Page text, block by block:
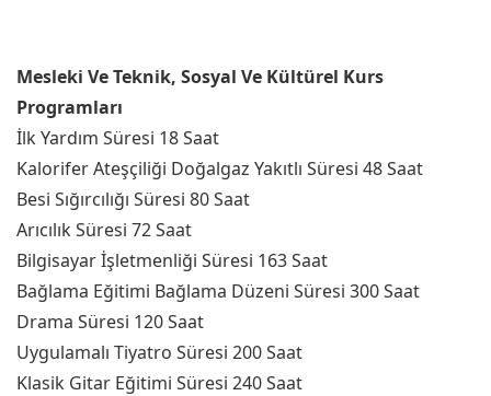
Mesleki Ve Teknik, Sosyal Ve Kültürel Kurs
Programları
İlk Yardım Süresi 18 Saat
Kalorifer Ateşçiliği Doğalgaz Yakıtlı Süresi 48 Saat
Besi Sığırcılığı Süresi 80 Saat
Arıcılık Süresi 72 Saat
Bilgisayar İşletmenliği Süresi 163 Saat
Bağlama Eğitimi Bağlama Düzeni Süresi 300 Saat
Drama Süresi 120 Saat
Uygulamalı Tiyatro Süresi 200 Saat
Klasik Gitar Eğitimi Süresi 240 Saat